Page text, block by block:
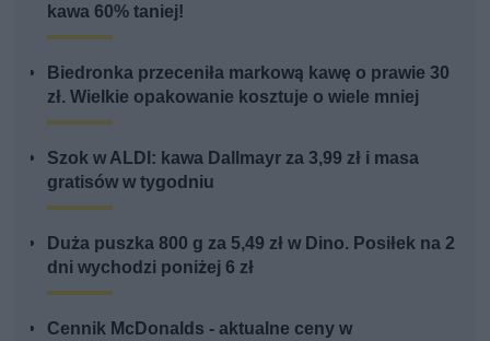
kawa 60% taniej!
Biedronka przeceniła markową kawę o prawie 30
zł. Wielkie opakowanie kosztuje o wiele mniej
Szok w ALDI: kawa Dallmayr za 3,99 zł i masa
gratisów w tygodniu
Duża puszka 800 g za 5,49 zł w Dino. Posiłek na 2
dni wychodzi poniżej 6 zł
Cennik McDonalds - aktualne ceny w